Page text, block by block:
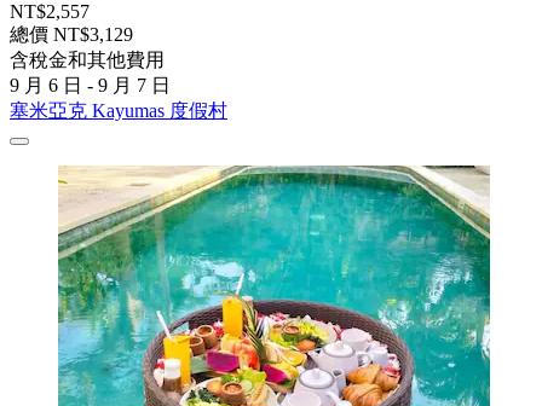
NT$2,557
總價 NT$3,129
含稅金和其他費用
9 月 6 日 - 9 月 7 日
塞米亞克 Kayumas 度假村